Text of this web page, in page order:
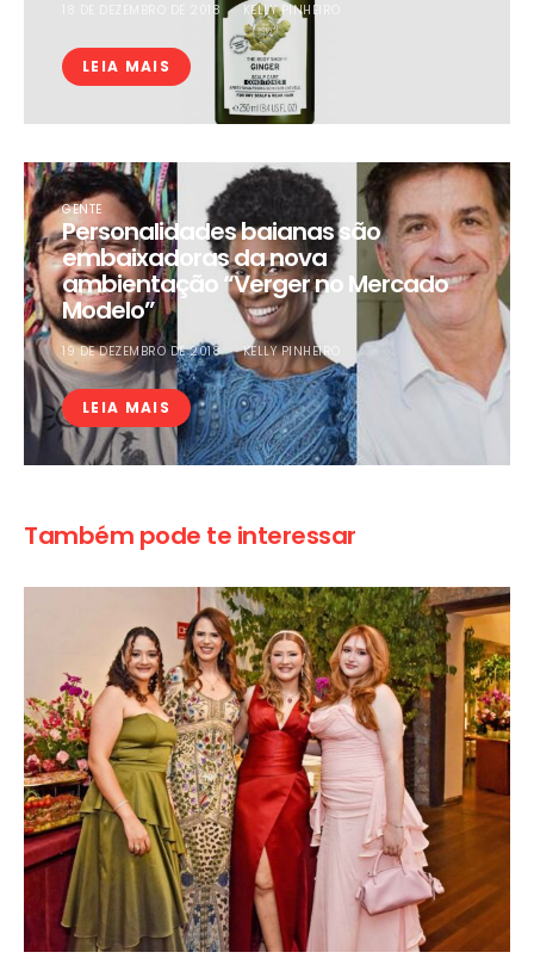
18 DE DEZEMBRO DE 2018 KELLY PINHEIRO
LEIA MAIS
GENTE
Personalidades baianas são
embaixadoras da nova
ambientação “Verger no Mercado
Modelo”
19 DE DEZEMBRO DE 2018 KELLY PINHEIRO
LEIA MAIS
Também pode te interessar